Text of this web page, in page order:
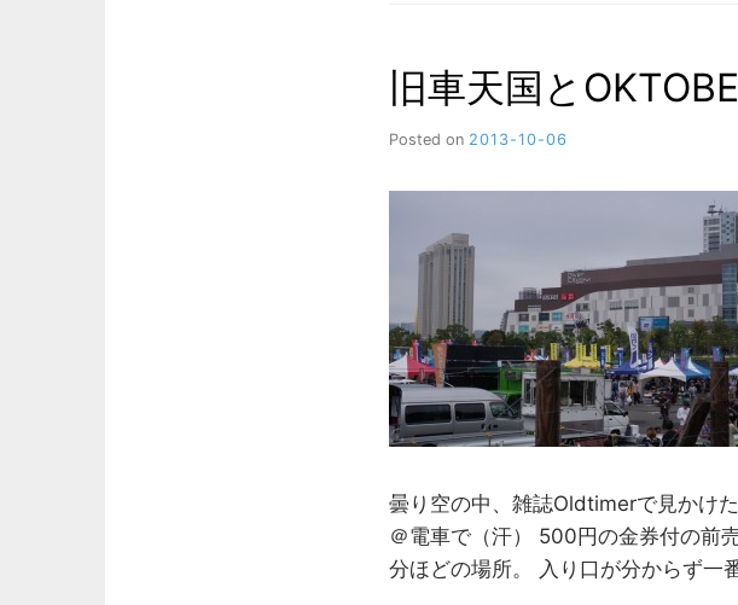
旧車天国と
Posted on 2013-10-06
M
曇り空の中、雑誌Oldtimerで見かけ
＠電車で（汗） 500円の金券付の前
分ほどの場所。 入り口が分からず一